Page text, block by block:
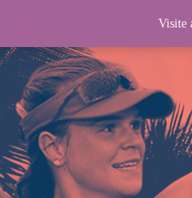
/home/lucaglaser/www/wp-
Visite